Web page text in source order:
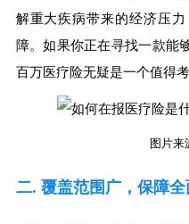
解重大疾病带来的经济压
障。如果你正在寻找一款能
百万医疗险无疑是一个值得考
图片来
二. 覆盖范围广，保障全